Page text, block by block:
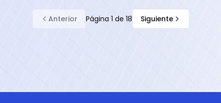
Anterior Página 1 de 18 Siguiente